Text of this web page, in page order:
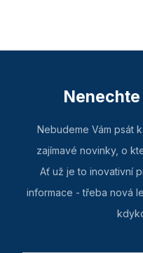
Nebudeme Vám psát
zajímavé novinky, o
Ať už je to inovativní
informace - třeba nová